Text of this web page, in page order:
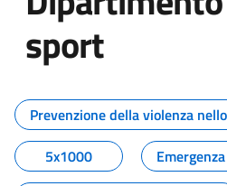
sport
Tutti i contenuti
Prevenzione della violenza
5x1000